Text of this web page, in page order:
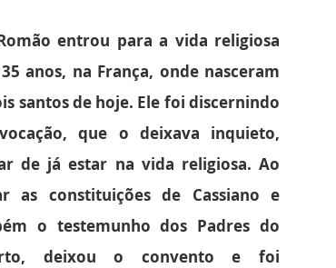
entrou para a vida religiosa
anos, na França, onde nasceram
santos de hoje. Ele foi discernindo
que o deixava inquieto,
de já estar na vida religiosa. Ao
as constituições de Cassiano e
o testemunho dos Padres do
deixou o convento e foi